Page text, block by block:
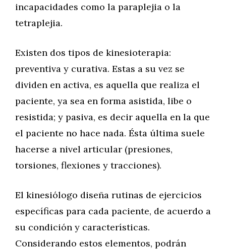
incapacidades como la paraplejia o la
tetraplejia.
Existen dos tipos de kinesioterapia:
preventiva y curativa. Estas a su vez se
dividen en activa, es aquella que realiza el
paciente, ya sea en forma asistida, libe o
resistida; y pasiva, es decir aquella en la que
el paciente no hace nada. Ésta última suele
hacerse a nivel articular (presiones,
torsiones, flexiones y tracciones).
El kinesiólogo diseña rutinas de ejercicios
específicas para cada paciente, de acuerdo a
su condición y características.
Considerando estos elementos, podrán